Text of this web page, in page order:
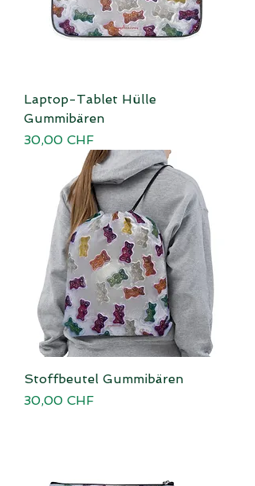
Laptop-Tablet Hülle
Gummibären
Preis
30,00 CHF
Stoffbeutel Gummibären
Preis
30,00 CHF